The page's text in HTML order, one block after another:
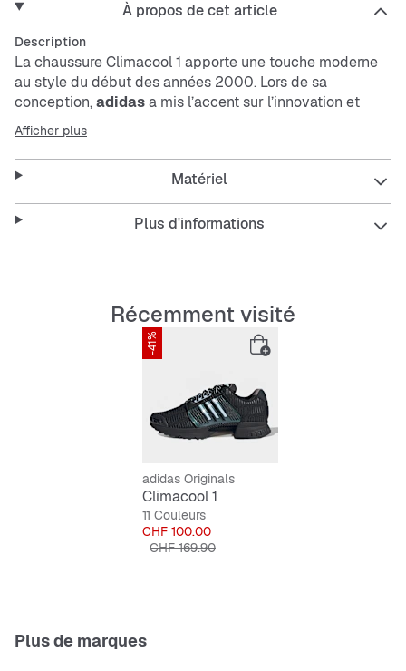
À propos de cet article
Description
La chaussure Climacool 1 apporte une touche moderne
au style du début des années 2000. Lors de sa
conception,adidasa mis l’accent sur l’innovation et
l’héritage pour en faire l’une de tes nouvelles paires de
chaussures favorites.Conçue pour celles et ceux qui
apprécient le style et la performance, cette chaussure
est dotée d’une tige en mesh légère et respirante qui
favorise la circulation de l’air pour que tes pieds restent
au frais et au sec. La technologie Climacool intégrée
intermédiaire en EVA amortie est douce et flexible. Le
logo à 3 bandes et le logo performance d’adidas sur la
semelle de propreté rehaussent la qualité du design.Que
tu sois un athlète ou un adepte des sneakers, le design
stylée et les caractéristiques axées sur la performance
de cette chaussure élégante en font un choix original.
Replonge-toi dans les années 2000 avec cette paire de
Chaussant standard.
Afficher plus
Matériel
Plus d'informations
Récemment visité
-41%
adidas Originals
Climacool 1
11 Couleurs
Prix
CHF 100.00
Prix original
CHF 169.90
Plus de marques